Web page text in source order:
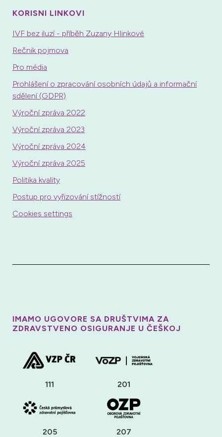
KORISNI LINKOVI
IVF bez iluzí - příběh Zuzany Hlinkové
Rečnik pojmova
Pro média
Prohlášení o zpracování osobních údajů a informační
sdělení (GDPR)
Výroční zpráva 2022
Výroční zpráva 2023
Výroční zpráva 2024
Výroční zpráva 2025
Politika kvality
Postup pro vyřizování stížností
Cookies settings
IMAMO UGOVORE SA DRUŠTVIMA ZA
ZDRAVSTVENO OSIGURANJE U ČEŠKOJ
111 201
205 207